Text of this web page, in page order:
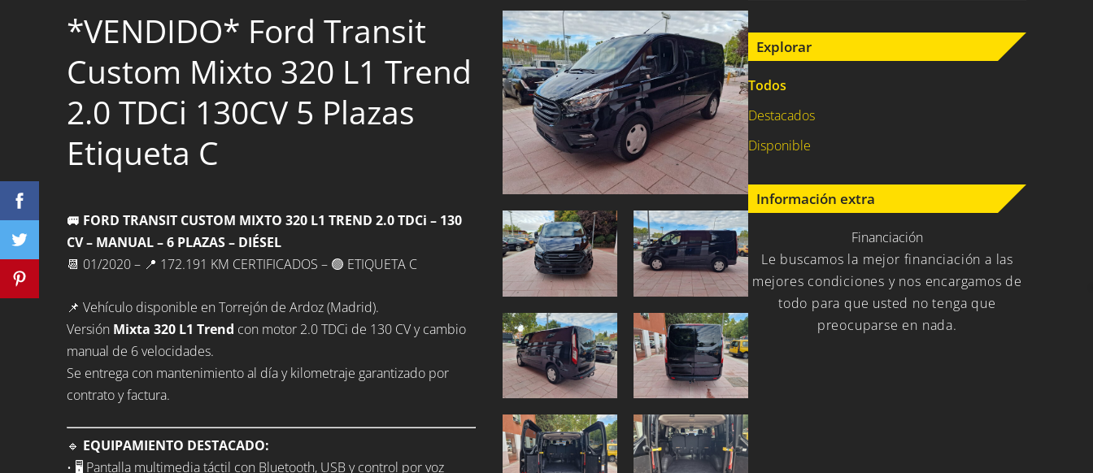
Explorar
Todos
Destacados
Disponible
Información extra
Financiación
Le buscamos la mejor financiación a las
mejores condiciones y nos encargamos de
todo para que usted no tenga que
preocuparse en nada.
*VENDIDO* Ford Transit
Custom Mixto 320 L1 Trend
2.0 TDCi 130CV 5 Plazas
Etiqueta C
🚐 FORD TRANSIT CUSTOM MIXTO 320 L1 TREND 2.0 TDCi – 130
CV – MANUAL – 6 PLAZAS – DIÉSEL
📆 01/2020 – 📍 172.191 KM CERTIFICADOS – 🟢 ETIQUETA C
📌 Vehículo disponible en Torrejón de Ardoz (Madrid).
Versión Mixta 320 L1 Trend con motor 2.0 TDCi de 130 CV y cambio
manual de 6 velocidades.
Se entrega con mantenimiento al día y kilometraje garantizado por
contrato y factura.
🔹 EQUIPAMIENTO DESTACADO:
• 🖥️ Pantalla multimedia táctil con Bluetooth, USB y control por voz